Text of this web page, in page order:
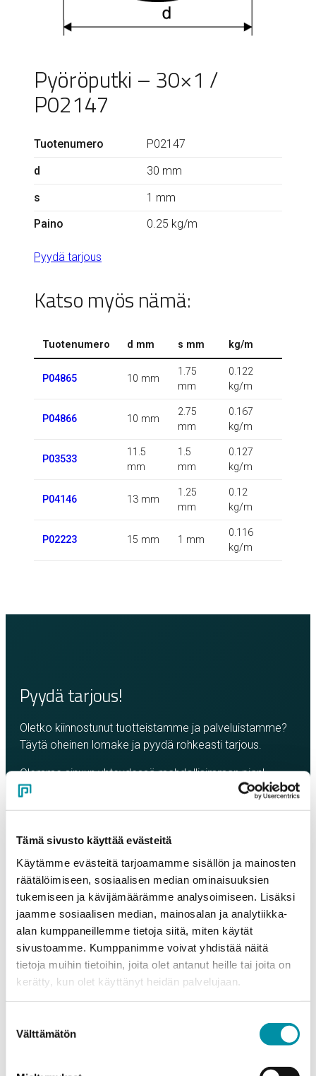
Tämä sivusto käyttää evästeitä
Käytämme evästeitä tarjoamamme sisällön ja mainosten
räätälöimiseen, sosiaalisen median ominaisuuksien
tukemiseen ja kävijämäärämme analysoimiseen. Lisäksi
jaamme sosiaalisen median, mainosalan ja analytiikka-
alan kumppaneillemme tietoja siitä, miten käytät
sivustoamme. Kumppanimme voivat yhdistää näitä
tietoja muihin tietoihin, joita olet antanut heille tai joita on
kerätty, kun olet käyttänyt heidän palvelujaan.
valinta
Välttämätön
Pyöröputki – 30×1 /
P02147
Tuotenumero
P02147
d
30 mm
s
1 mm
Paino
0.25 kg/m
Pyydä tarjous
Katso myös nämä:
Tuotenumero d mm s mm kg/m
P04865 10 mm
1.75
mm
0.122
kg/m
P04866 10 mm
2.75
mm
0.167
kg/m
P03533
11.5
mm
1.5
mm
0.127
kg/m
P04146 13 mm
1.25
mm
0.12
kg/m
P02223 15 mm 1 mm
0.116
kg/m
Pyydä tarjous!
Oletko kiinnostunut tuotteistamme ja palveluistamme?
Täytä oheinen lomake ja pyydä rohkeasti tarjous.
Olemme sinuun yhteydessä mahdollisimman pian!
Yritys
Yhteyshenkilö*
Sähköposti*
Puhelinnumero
Valitse tuote ja syötä tilauksen määrä metreinä. Huomioithan, että